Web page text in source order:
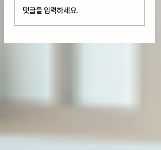
마진 부채로 살펴보는 미
요
댓글을 입력하세요.